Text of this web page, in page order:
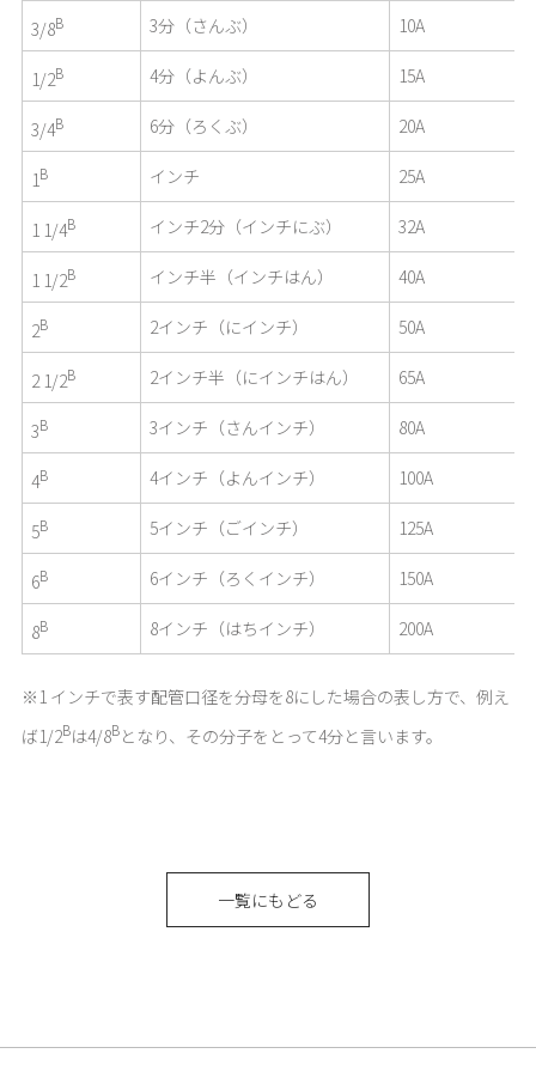
3/8B 3分（さんぶ） 10A
1/2B 4分（よんぶ） 15A
3/4B 6分（ろくぶ） 20A
1B インチ 25A
1 1/4B インチ2分（インチにぶ） 32A
1 1/2B インチ半（インチはん） 40A
2B 2インチ（にインチ） 50A
2 1/2B 2インチ半（にインチはん） 65A
3B 3インチ（さんインチ） 80A
4B 4インチ（よんインチ） 100A
5B 5インチ（ごインチ） 125A
6B 6インチ（ろくインチ） 150A
8B 8インチ（はちインチ） 200A
※1 インチで表す配管口径を分母を8にした場合の表し方で、例え
ば1/2Bは4/8Bとなり、その分子をとって4分と言います。
一覧にもどる